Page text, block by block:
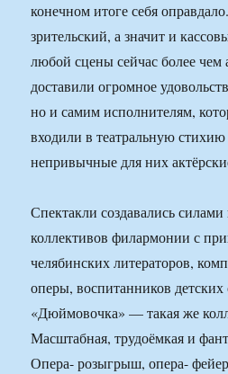
конечном итоге себя
зрительский, а значит и
любой сцены сейчас более чем
доставили огромное
но и самим исполнителям,
входили в театральную
непривычные для них
Спектакли создавались
коллективов филармонии с
челябинских литераторов,
оперы, воспитанников
«Дюймовочка» — такая же
Масштабная, трудоёмкая и
Опера- розыгрыш, опера-